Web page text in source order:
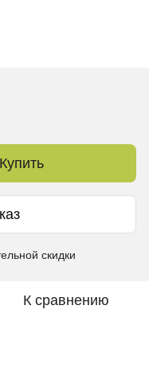
Купить
скидки
К сравнению